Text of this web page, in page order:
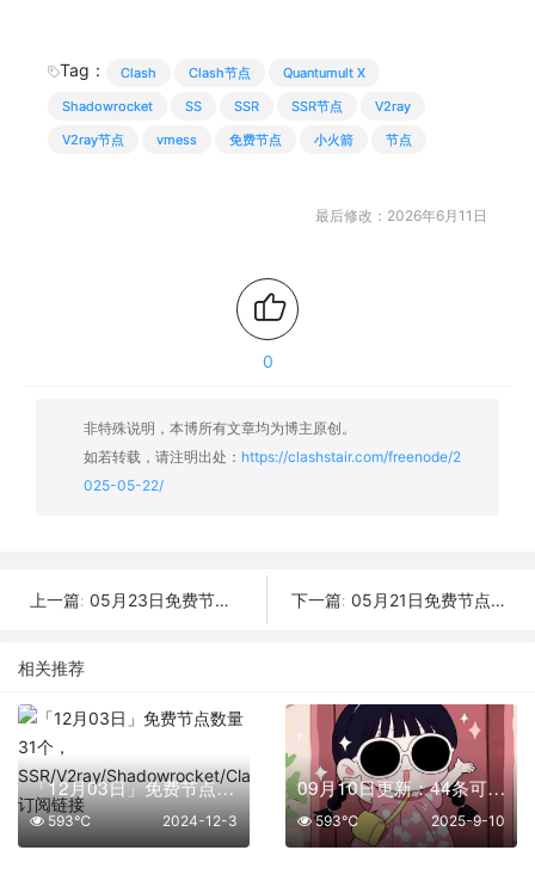
Tag： Clash Clash节点
Quantumult X
Shadowrocket
SS SSR SSR节点
V2ray
V2ray节点
vmess 免费节点 小火箭 节点
最后修改：2026年6月11日
0
非特殊说明，本博所有文章均为博主原创。
如若转载，请注明出处： https://clashstair.com/freenode/2
025-05-22/
上一篇: 05月23日免费节点数量45个,地区有台湾|德国|俄罗斯|新加坡|俄罗斯,2025年SSR|V2ray|Shadowrocket|Clash订阅链接 下一篇: 05月21日免费节点数量40个,地区有香港|美国|阿根廷|加拿大|芬兰,2025年SSR|V2ray|Shadowrocket|Clash订阅链接
相关推荐
「12月03日」免费节点数量31个，SSR/V2ray/Shadowrocket/Clash订阅链接
2024-12-3
593℃
09月10日更新：44条可用免费节点 | 2025年SSR/V2ray/Clash订阅链接
2025-9-10
593℃